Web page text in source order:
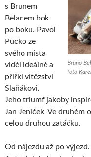
Bruno
foto
s Brunem
Belanem bok
po boku. Pavol
Pučko ze
svého místa
viděl ideálně a
přiřkl vítězství
Slaňákovi.
Jeho triumf jakoby
Jan Jeníček. Ve druhém
celou druhou zatáčku.
Od nájezdu až po